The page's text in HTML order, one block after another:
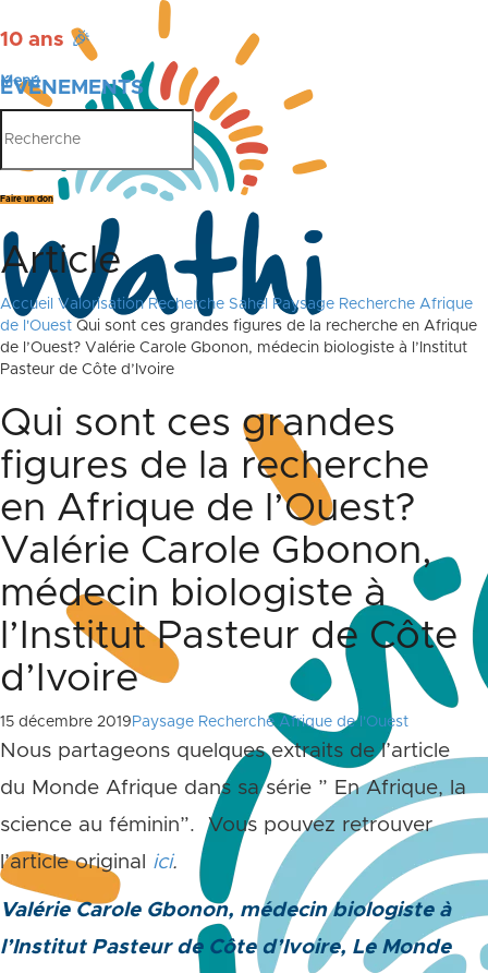
10 ans 🎉
ÉVÉNEMENTS
PUBLICATIONS
Menu
Faire un don
Article
Accueil Valorisation Recherche Sahel
Paysage Recherche Afrique
de l'Ouest Qui sont ces grandes figures de la recherche en Afrique
de l’Ouest? Valérie Carole Gbonon, médecin biologiste à l’Institut
Pasteur de Côte d’Ivoire
Qui sont ces grandes
figures de la recherche
en Afrique de l’Ouest?
Valérie Carole Gbonon,
médecin biologiste à
l’Institut Pasteur de Côte
d’Ivoire
15 décembre 2019 Paysage Recherche Afrique de l'Ouest
Nous partageons quelques extraits de l’article
du Monde Afrique dans sa série ” En Afrique, la
science au féminin”. Vous pouvez retrouver
l’article original ici.
Valérie Carole Gbonon, médecin biologiste à
l’Institut Pasteur de Côte d’Ivoire, Le Monde